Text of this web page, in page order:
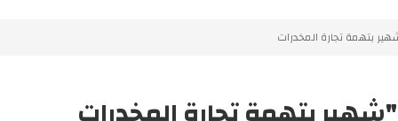
بتهمة تجارة المخدرات